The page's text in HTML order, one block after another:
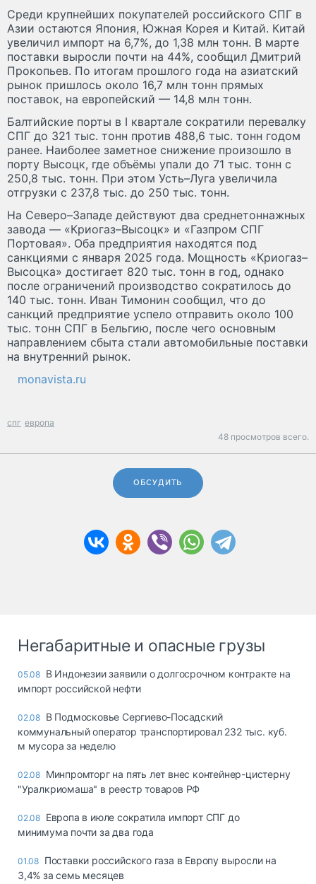
Среди крупнейших покупателей российского СПГ в
Азии остаются Япония, Южная Корея и Китай. Китай
увеличил импорт на 6,7%, до 1,38 млн тонн. В марте
поставки выросли почти на 44%, сообщил Дмитрий
Прокопьев. По итогам прошлого года на азиатский
рынок пришлось около 16,7 млн тонн прямых
поставок, на европейский — 14,8 млн тонн.
Балтийские порты в I квартале сократили перевалку
СПГ до 321 тыс. тонн против 488,6 тыс. тонн годом
ранее. Наиболее заметное снижение произошло в
порту Высоцк, где объёмы упали до 71 тыс. тонн с
250,8 тыс. тонн. При этом Усть–Луга увеличила
отгрузки с 237,8 тыс. до 250 тыс. тонн.
На Северо–Западе действуют два среднетоннажных
завода — «Криогаз–Высоцк» и «Газпром СПГ
Портовая». Оба предприятия находятся под
санкциями с января 2025 года. Мощность «Криогаз–
Высоцка» достигает 820 тыс. тонн в год, однако
после ограничений производство сократилось до
140 тыс. тонн. Иван Тимонин сообщил, что до
санкций предприятие успело отправить около 100
тыс. тонн СПГ в Бельгию, после чего основным
направлением сбыта стали автомобильные поставки
на внутренний рынок.
monavista.ru
спг европа
48 просмотров всего.
ОБСУДИТЬ
Негабаритные и опасные грузы
05.08 В Индонезии заявили о долгосрочном контракте на
импорт российской нефти
02.08 В Подмосковье Сергиево-Посадский
коммунальный оператор транспортировал 232 тыс. куб.
м мусора за неделю
02.08 Минпромторг на пять лет внес контейнер-цистерну
"Уралкриомаша" в реестр товаров РФ
02.08 Европа в июле сократила импорт СПГ до
минимума почти за два года
01.08 Поставки российского газа в Европу выросли на
3,4% за семь месяцев